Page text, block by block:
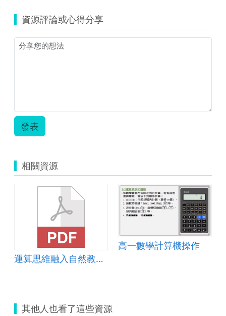
資源評論或心得分享
發表
相關資源
運算思維融入自然教材-溫室裡的花朵
高一數學計算機操作
其他人也看了這些資源